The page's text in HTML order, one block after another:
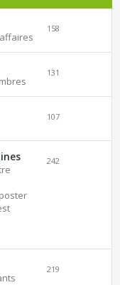
158
131
107
242
219